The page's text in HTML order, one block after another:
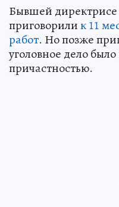
Бывшей директрисе
приговорилик 11
работ. Но позже
уголовное дело
причастностью.